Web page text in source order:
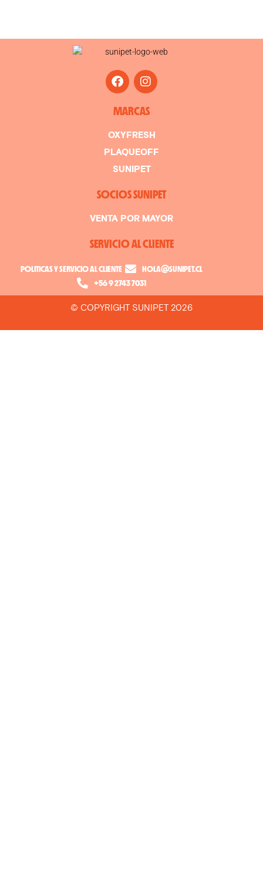
MARCAS
OXYFRESH
PLAQUEOFF
SUNIPET
SOCIOS SUNIPET
VENTA POR MAYOR
SERVICIO AL CLIENTE
POLITICAS Y SERVICIO AL CLIENTE
HOLA@SUNIPET.CL
+56 9 2743 7031
© COPYRIGHT SUNIPET 2026